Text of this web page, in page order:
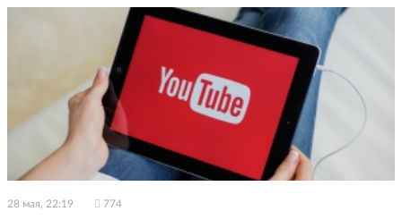
28 мая, 22:19 774